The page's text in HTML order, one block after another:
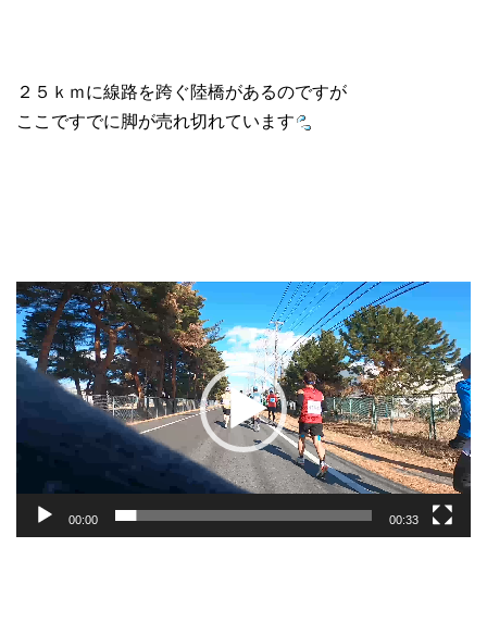
２５ｋｍに線路を跨ぐ陸橋があるのですが
ここですでに脚が売れ切れています
動
画
プ
レ
ヤ
ー
00:00 00:33